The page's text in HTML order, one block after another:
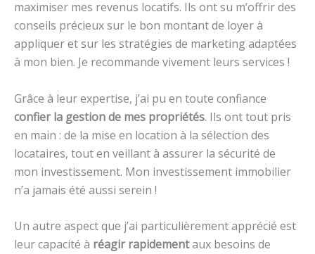
maximiser mes revenus locatifs. Ils ont su m’offrir des
conseils précieux sur le bon montant de loyer à
appliquer et sur les stratégies de marketing adaptées
à mon bien. Je recommande vivement leurs services !
Grâce à leur expertise, j’ai pu en toute confiance
confier la gestion de mes propriétés. Ils ont tout pris
en main : de la mise en location à la sélection des
locataires, tout en veillant à assurer la sécurité de
mon investissement. Mon investissement immobilier
n’a jamais été aussi serein !
Un autre aspect que j’ai particulièrement apprécié est
leur capacité à réagir rapidementaux besoins de